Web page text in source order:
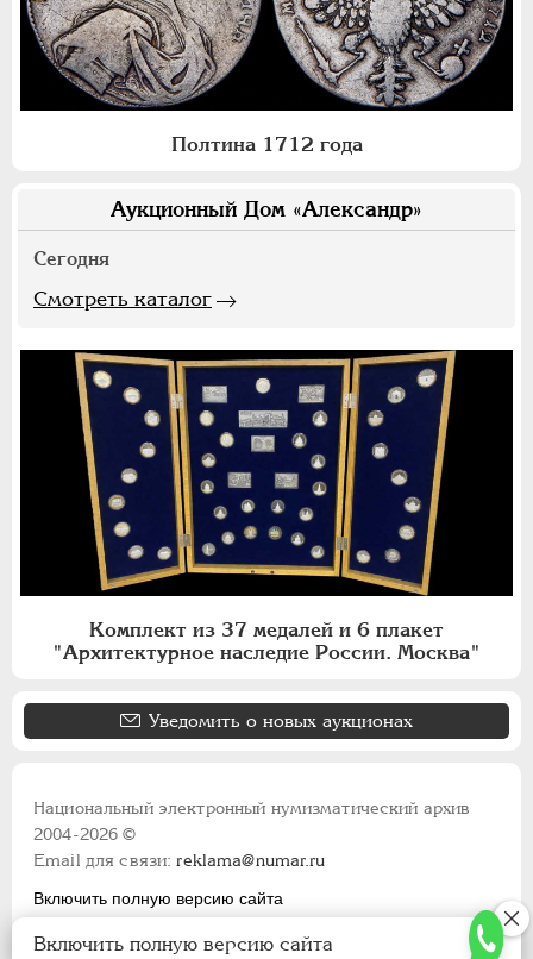
Полтина 1712 года
Аукционный Дом «Александр»
Сегодня
Смотреть каталог
Комплект из 37 медалей и 6 плакет
"Архитектурное наследие России. Москва"
Уведомить о новых аукционах
Национальный электронный нумизматический архив
2004-2026 ©
Email для связи:reklama@numar.ru
Включить полную версию сайта
Включить полную версию сайта